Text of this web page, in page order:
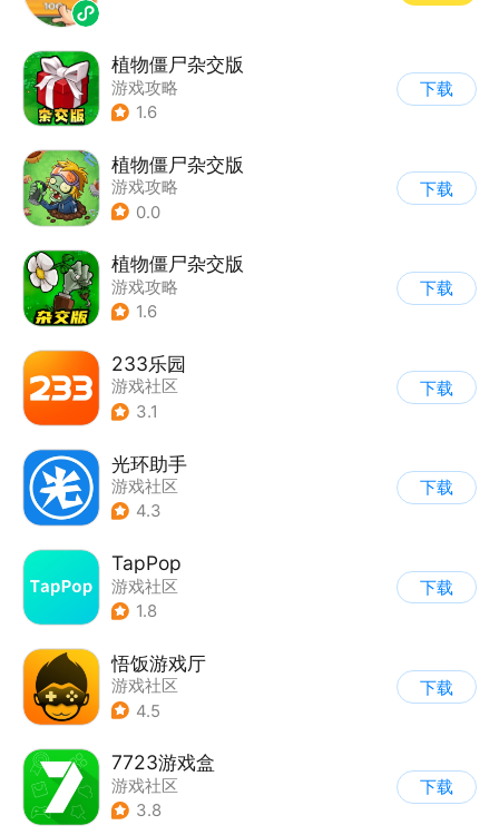
植物僵尸杂交版
游戏攻略
1.6
下载
植物僵尸杂交版
游戏攻略
0.0
下载
植物僵尸杂交版
游戏攻略
1.6
下载
233乐园
游戏社区
3.1
下载
光环助手
游戏社区
4.3
下载
TapPop
游戏社区
1.8
下载
悟饭游戏厅
游戏社区
4.5
下载
7723游戏盒
游戏社区
3.8
下载